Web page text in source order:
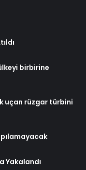
birbirine
uçan rüzgar türbini
Yakalandı